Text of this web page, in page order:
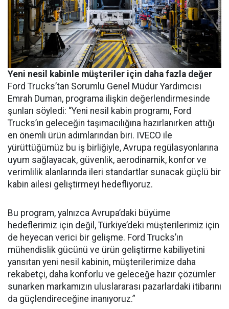
Yeni nesil kabinle müşteriler için daha fazla değer
Ford Trucks’tan Sorumlu Genel Müdür Yardımcısı
Emrah Duman, programa ilişkin değerlendirmesinde
şunları söyledi: “Yeni nesil kabin programı, Ford
Trucks’ın geleceğin taşımacılığına hazırlanırken attığı
en önemli ürün adımlarından biri. IVECO ile
yürüttüğümüz bu iş birliğiyle, Avrupa regülasyonlarına
uyum sağlayacak, güvenlik, aerodinamik, konfor ve
verimlilik alanlarında ileri standartlar sunacak güçlü bir
kabin ailesi geliştirmeyi hedefliyoruz.
Bu program, yalnızca Avrupa’daki büyüme
hedeflerimiz için değil, Türkiye’deki müşterilerimiz için
de heyecan verici bir gelişme. Ford Trucks’ın
mühendislik gücünü ve ürün geliştirme kabiliyetini
yansıtan yeni nesil kabinin, müşterilerimize daha
rekabetçi, daha konforlu ve geleceğe hazır çözümler
sunarken markamızın uluslararası pazarlardaki itibarını
da güçlendireceğine inanıyoruz.”